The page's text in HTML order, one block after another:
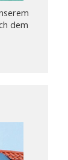
dem